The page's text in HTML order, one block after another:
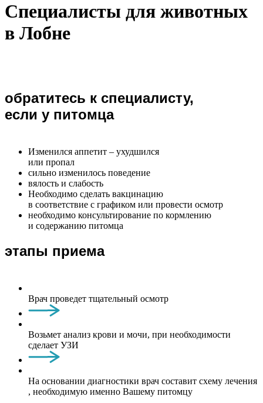
Специалисты для животных
в Лобне
обратитесь к специалисту,
если у питомца
Изменился аппетит – ухудшился
или пропал
сильно изменилось поведение
вялость и слабость
Необходимо сделать вакцинацию
в соответствие с графиком или провести осмотр
необходимо консультирование по кормлению
и содержанию питомца
этапы приема
Врач проведет тщательный осмотр
Возьмет анализ крови и мочи, при необходимости
сделает УЗИ
На основании диагностики врач составит схему лечения
, необходимую именно Вашему питомцу